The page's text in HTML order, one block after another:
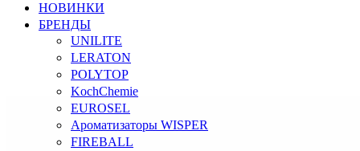
НОВИНКИ
БРЕНДЫ
UNILITE
LERATON
POLYTOP
KochChemie
EUROSEL
Ароматизаторы WISPER
FIREBALL